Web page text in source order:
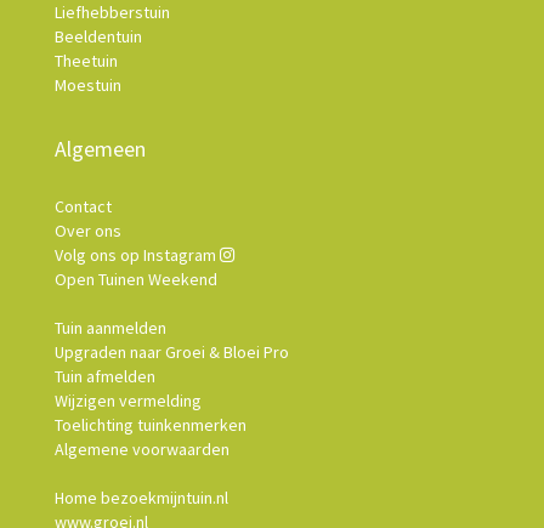
Liefhebberstuin
Beeldentuin
Theetuin
Moestuin
Algemeen
Contact
Over ons
Volg ons op Instagram
Open Tuinen Weekend
Tuin aanmelden
Upgraden naar Groei & Bloei Pro
Tuin afmelden
Wijzigen vermelding
Toelichting tuinkenmerken
Algemene voorwaarden
Home bezoekmijntuin.nl
www.groei.nl